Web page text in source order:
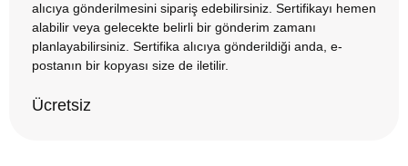
alıcıya gönderilmesini sipariş edebilirsiniz. Sertifikayı hemen
alabilir veya gelecekte belirli bir gönderim zamanı
planlayabilirsiniz. Sertifika alıcıya gönderildiği anda, e-
postanın bir kopyası size de iletilir.
Ücretsiz